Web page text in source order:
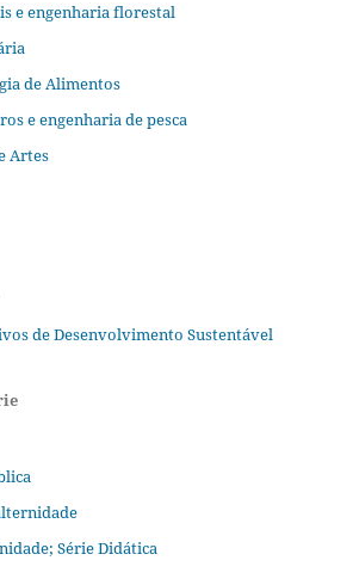
e engenharia florestal
de Alimentos
e engenharia de pesca
Artes
de Desenvolvimento Sustentável
Série Didática